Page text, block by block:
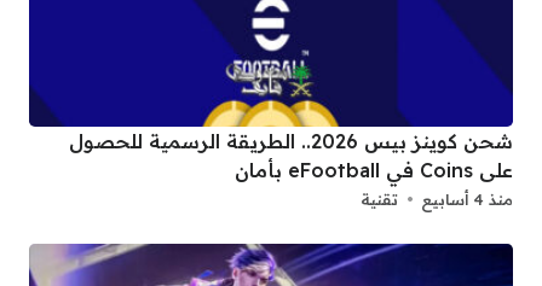
شحن كوينز بيس 2026.. الطريقة الرسمية للحصول
على Coins في eFootball بأمان
منذ 4 أسابيع تقنية